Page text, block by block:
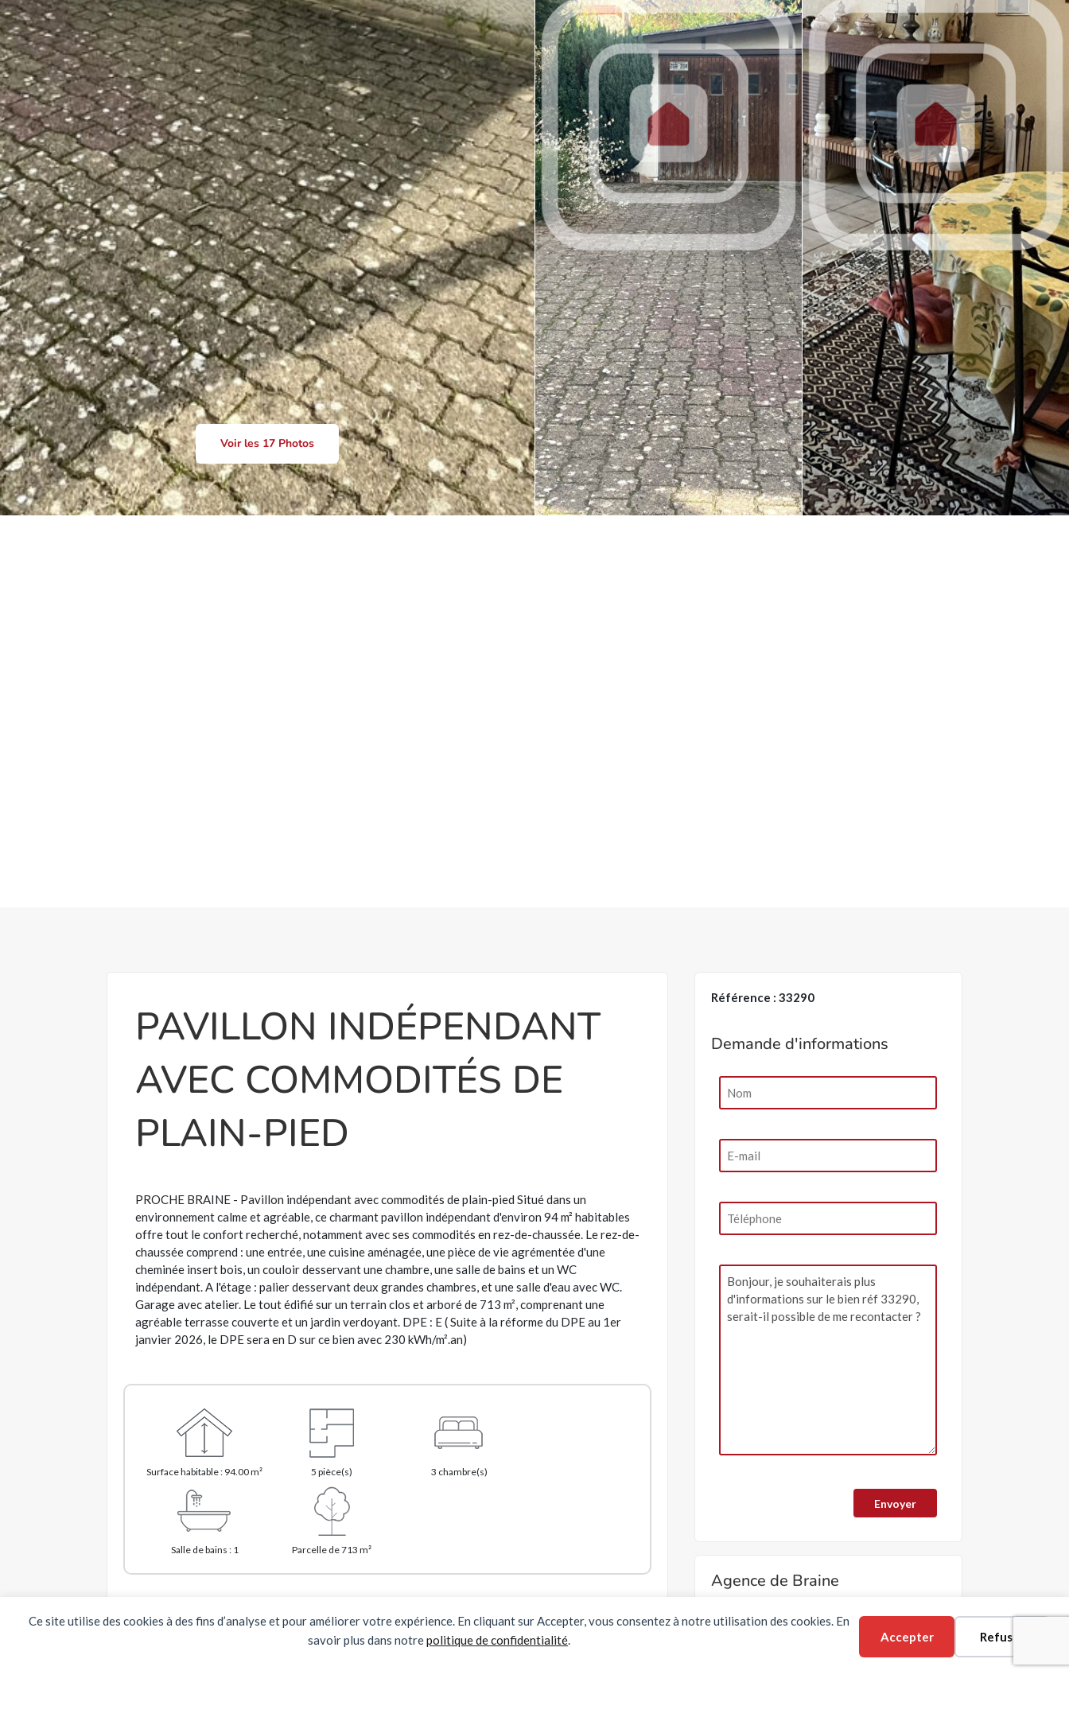
Ce site utilise des cookies à des fins d’analyse et pour améliorer votre expérience. En cliquant sur Accepter, vous consentez à notre utilisation des cookies. En
savoir plus dans notrepolitique de confidentialité. Accepter Refuser
Voir les 17 Photos
PAVILLON INDÉPENDANT
AVEC COMMODITÉS DE
PLAIN-PIED
PROCHE BRAINE - Pavillon indépendant avec commodités de plain-pied Situé dans un
environnement calme et agréable, ce charmant pavillon indépendant d'environ 94 m² habitables
offre tout le confort recherché, notamment avec ses commodités en rez-de-chaussée. Le rez-de-
chaussée comprend : une entrée, une cuisine aménagée, une pièce de vie agrémentée d'une
cheminée insert bois, un couloir desservant une chambre, une salle de bains et un WC
indépendant. A l'étage : palier desservant deux grandes chambres, et une salle d'eau avec WC.
Garage avec atelier. Le tout édifié sur un terrain clos et arboré de 713 m², comprenant une
agréable terrasse couverte et un jardin verdoyant. DPE : E ( Suite à la réforme du DPE au 1er
janvier 2026, le DPE sera en D sur ce bien avec 230 kWh/m².an)
Surface habitable : 94.00 m² 5 pièce(s) 3 chambre(s)
Salle de bains : 1 Parcelle de 713 m²
149 500 €
Partager cette annonce :
Référence : 33290
Demande d'informations
Agence de Braine
42 rue Martroy